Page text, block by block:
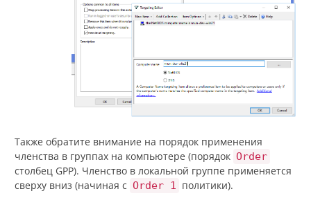
Также обратите внимание на порядок применения
членства в группах на компьютере (порядок Order
столбец GPP). Членство в локальной группе применяется
сверху вниз (начиная с Order 1 политики).